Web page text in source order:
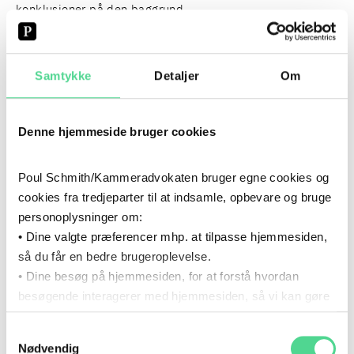
Samtykke Detaljer Om
Denne hjemmeside bruger cookies
Poul Schmith/Kammeradvokaten bruger egne cookies og
cookies fra tredjeparter til at indsamle, opbevare og bruge
personoplysninger om:
• Dine valgte præferencer mhp. at tilpasse hjemmesiden,
så du får en bedre brugeroplevelse.
• Dine besøg på hjemmesiden, for at forstå hvordan
besøgende interagerer med hjemmesiden, så vi kan gøre
Du kan til enhver tid tilbagekalde dit samtykke via det link,
Nødvendig
konklusioner på den baggrund.
Vi har dog følgende observationer på baggrund af Vestre
Landsrets dom:
Højesterets praksis om dokumentation gælder
dokumentationskravene i markedsføringslovens §
13 fra de såkaldte ”Papirulds”- og ”Syreforsvars”-
domme, begge fra 2015. Det betyder, at
dokumentationen for klimaudsagn skal mere end
blot sandsynliggøre rigtigheden af oplysningerne, og
at dokumentationskravene bl.a. fastlægges på
Relative udsagn skal (også) dokumenteres.